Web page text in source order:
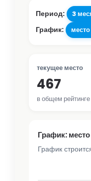
Период: 3
График:
текущее место
467
в общем рейтинге
График:
График